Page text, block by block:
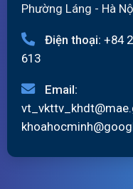
Phường Láng - Hà
Điện thoại: +84
613
Email: